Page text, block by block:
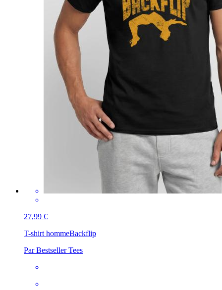
27,99 €
T-shirt hommeBackflip
Par Bestseller Tees